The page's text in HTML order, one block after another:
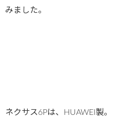
みました。
ネクサス6Pは、HUAWEI製。